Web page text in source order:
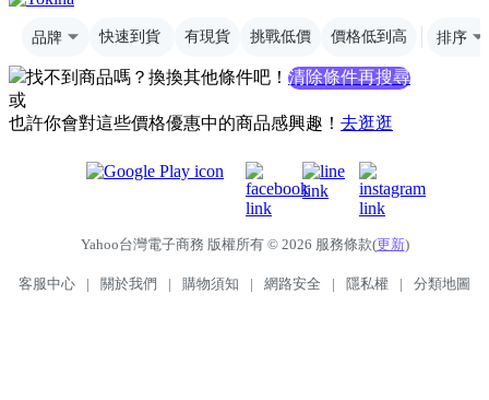
品牌 快速到貨 有現貨 挑戰低價 價格低到高 排序
找不到商品嗎？換換其他條件吧！ 清除條件再搜尋
或
也許你會對這些價格優惠中的商品感興趣！ 去逛逛
Yahoo台灣電子商務 版權所有 © 2026 服務條款(更新)
客服中心 | 關於我們 | 購物須知 | 網路安全 | 隱私權 | 分類地圖